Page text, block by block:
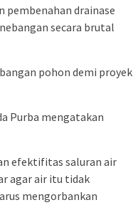
pembenahan drainase
secara brutal
pohon demi proyek
Purba mengatakan
efektifitas saluran air
agar air itu tidak
mengorbankan